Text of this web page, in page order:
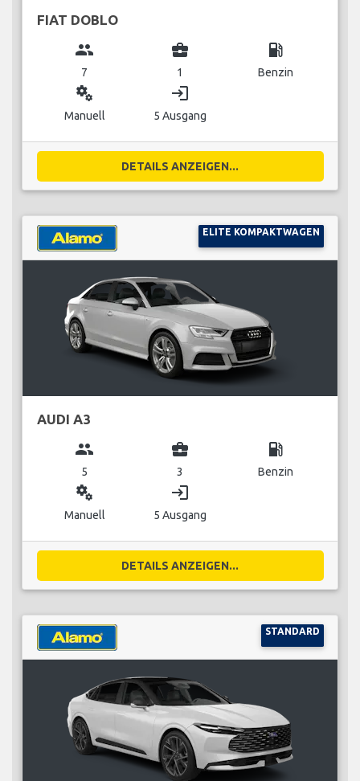
FIAT DOBLO
group
7
business_center
1
local_gas_station
Benzin
miscellaneous_services
Manuell
login
5 Ausgang
DETAILS ANZEIGEN...
ELITE KOMPAKTWAGEN
AUDI A3
group
5
business_center
3
local_gas_station
Benzin
miscellaneous_services
Manuell
login
5 Ausgang
DETAILS ANZEIGEN...
STANDARD